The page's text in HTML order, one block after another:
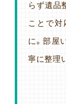
らず遺品
ことで対
に。部屋
寧に整理